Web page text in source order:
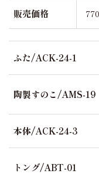
販売価格
ふた/ACK-24-1
陶製すのこ/AMS-19
本体/ACK-24-3
トング/ABT-01